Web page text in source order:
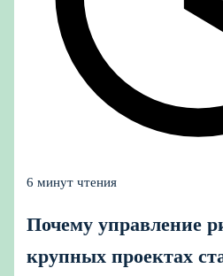
6 минут чтения
Почему управление
крупных проектах